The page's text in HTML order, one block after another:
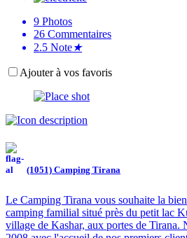
9 Photos
26 Commentaires
2.5 Note★
Ajouter à vos favoris
(1051) Camping Tirana
Le Camping Tirana vous souhaite la
camping familial situé près du petit lac
village de Kashar, aux portes de Tirana.